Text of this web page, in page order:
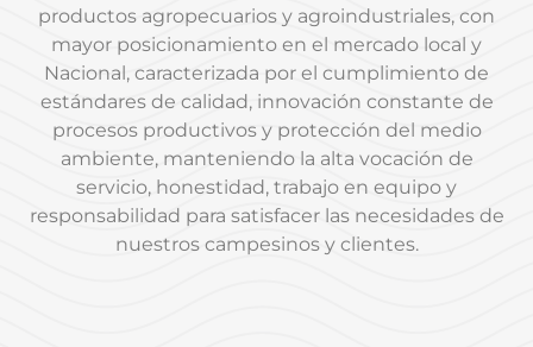
productos agropecuarios y agroindustriales, con
mayor posicionamiento en el mercado local y
Nacional, caracterizada por el cumplimiento de
estándares de calidad, innovación constante de
procesos productivos y protección del medio
ambiente, manteniendo la alta vocación de
servicio, honestidad, trabajo en equipo y
responsabilidad para satisfacer las necesidades de
nuestros campesinos y clientes.